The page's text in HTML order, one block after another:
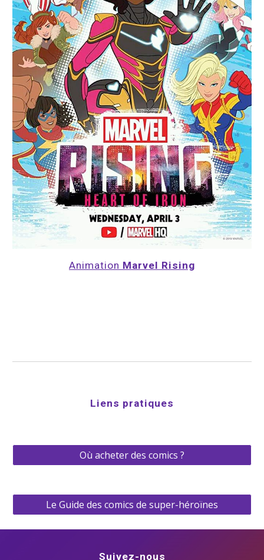
Animation Marvel Rising
Liens pratiques
Où acheter des comics ?
Le Guide des comics de super-héroïnes
Suivez-nous